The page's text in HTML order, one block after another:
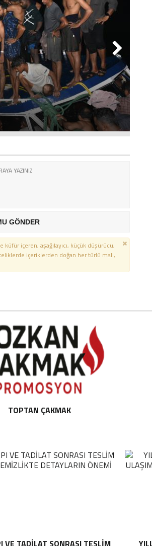
GÖNDER
içeren, aşağılayıcı, küçük düşürücü,
içeriklerden doğan her türlü mali,
TOPTAN ÇAKMAK
VE TADILAT SONRASI TESLIM